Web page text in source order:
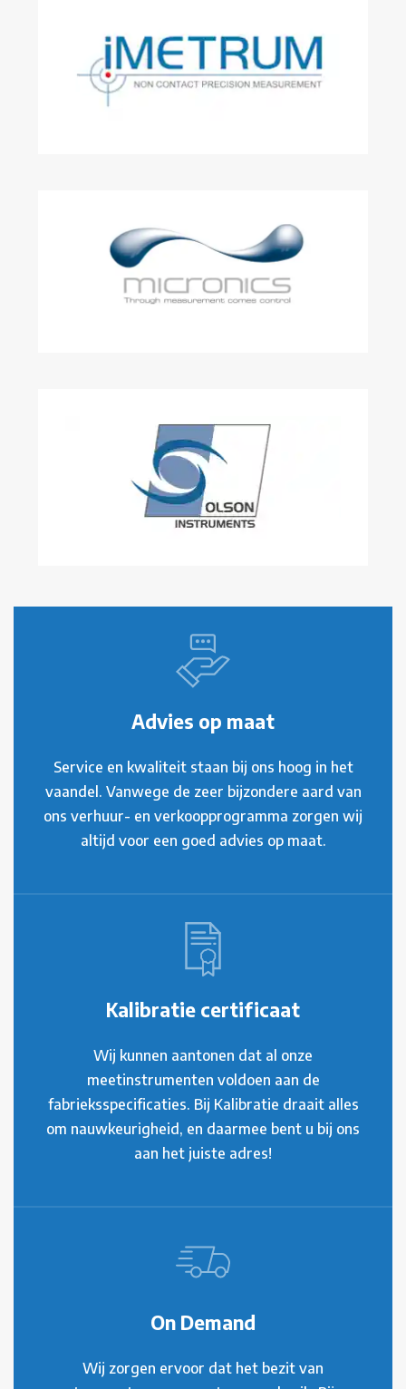
Advies op maat
Service en kwaliteit staan bij ons hoog in het
vaandel. Vanwege de zeer bijzondere aard van
ons verhuur- en verkoopprogramma zorgen wij
altijd voor een goed advies op maat.
Kalibratie certificaat
Wij kunnen aantonen dat al onze
meetinstrumenten voldoen aan de
fabrieksspecificaties. Bij Kalibratie draait alles
om nauwkeurigheid, en daarmee bent u bij ons
aan het juiste adres!
On Demand
Wij zorgen ervoor dat het bezit van